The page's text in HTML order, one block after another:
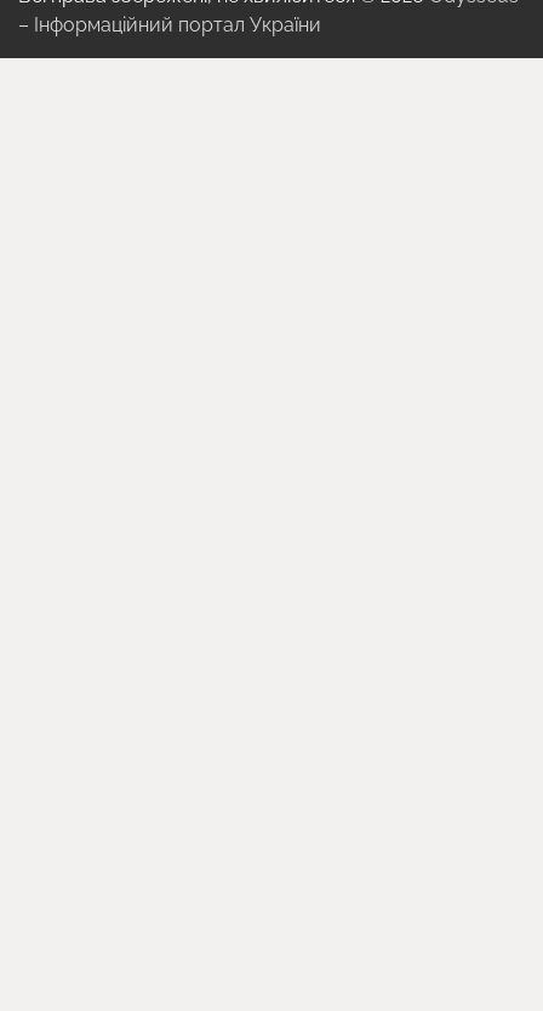
– Інформаційний портал України